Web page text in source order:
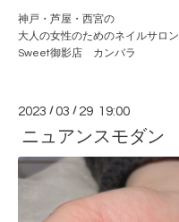
神戸・芦屋・西宮の
大人の女性のためのネイルサロン
Sweet御影店 カンバラ
2023 /03 / 29 19:00
ニュアンスモダン